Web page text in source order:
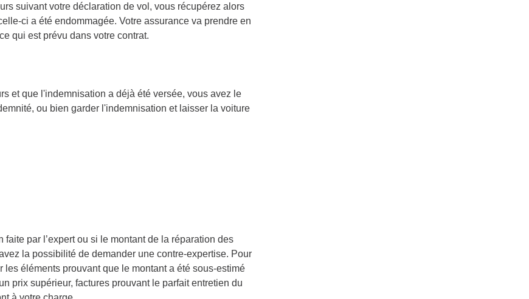
suivant votre déclaration de vol, vous récupérez alors
ci a été endommagée. Votre assurance va prendre en
qui est prévu dans votre contrat.
et que l'indemnisation a déjà été versée, vous avez le
ou bien garder l'indemnisation et laisser la voiture
par l’expert ou si le montant de la réparation des
la possibilité de demander une contre-expertise. Pour
éléments prouvant que le montant a été sous-estimé
prix supérieur, factures prouvant le parfait entretien du